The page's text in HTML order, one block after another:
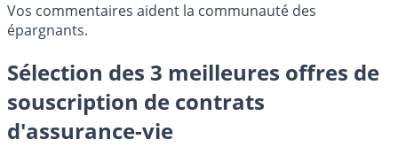
Vos commentaires aident la communauté des
épargnants.
Sélection des 3 meilleures offres de
souscription de contrats
d'assurance-vie